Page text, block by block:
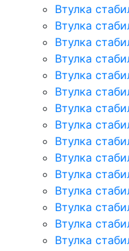
Втулка
Втулка
Втулка
Втулка
Втулка
Втулка
Втулка
Втулка
Втулка
Втулка
Втулка
Втулка
Втулка
Втулка
Втулка